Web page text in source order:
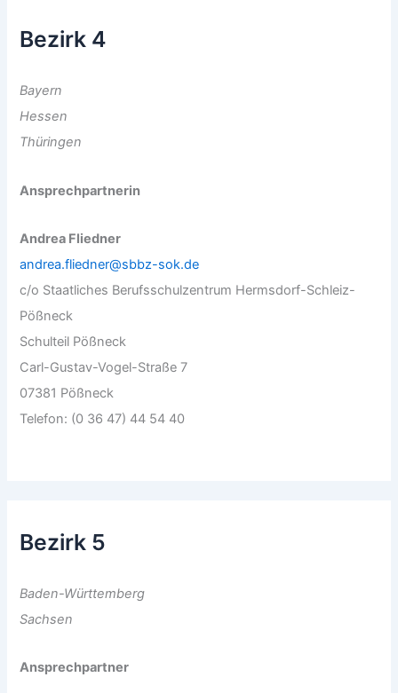
Bezirk 4
Bayern
Hessen
Thüringen
Ansprechpartnerin
Andrea Fliedner
andrea.fliedner@sbbz-sok.de
c/o Staatliches Berufsschulzentrum Hermsdorf-Schleiz-
Pößneck
Schulteil Pößneck
Carl-Gustav-Vogel-Straße 7
07381 Pößneck
Telefon: (0 36 47) 44 54 40
Bezirk 5
Baden-Württemberg
Sachsen
Ansprechpartner